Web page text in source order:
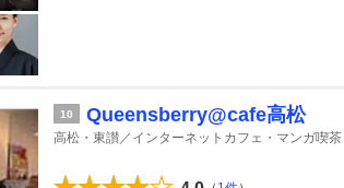
10 Queensberry@cafe高松
高松・東讃／インターネットカフェ・マンガ喫茶